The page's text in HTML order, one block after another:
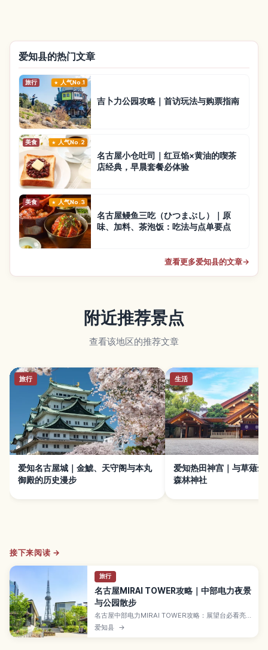
爱知县的热门文章
旅行 人气No.1
吉卜力公园攻略｜首访玩法与购票指南
美食 人气No.2
名古屋小仓吐司｜红豆馅×黄油的喫茶
店经典，早晨套餐必体验
美食 人气No.3
名古屋鳗鱼三吃（ひつまぶし）｜原
味、加料、茶泡饭：吃法与点单要点
查看更多爱知县的文章→
附近推荐景点
查看该地区的推荐文章
旅行
爱知名古屋城｜金鯱、天守阁与本丸
御殿的历史漫步
生活
爱知热田神宫｜与草薙剑
森林神社
接下来阅读 →
旅行
名古屋MIRAI TOWER攻略｜中部电力夜景
与公园散步
名古屋中部电力MIRAI TOWER攻略：展望台必看亮
点、夜间灯光与中央公园散步路线一次掌握。首次名
古屋观光也能轻松规划，交通思路与注意事项提前了
爱知县 →